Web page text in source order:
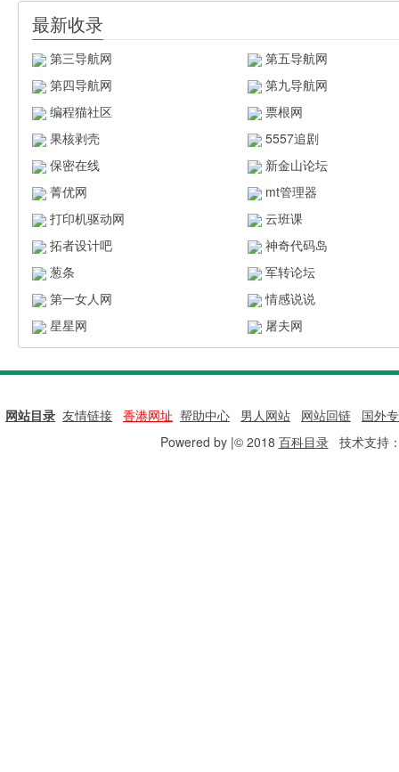
最新收录
第三导航网
第五导航网
第四导航网
第九导航网
编程猫社区
票根网
果核剥壳
5557追剧
保密在线
新金山论坛
菁优网
mt管理器
打印机驱动网
云班课
拓者设计吧
神奇代码岛
葱条
军转论坛
第一女人网
情感说说
星星网
屠夫网
网站目录 友情链接 香港网址 帮助中心 男人网站 网站回链
国外
Powered by |© 2018 百科目录技术支持